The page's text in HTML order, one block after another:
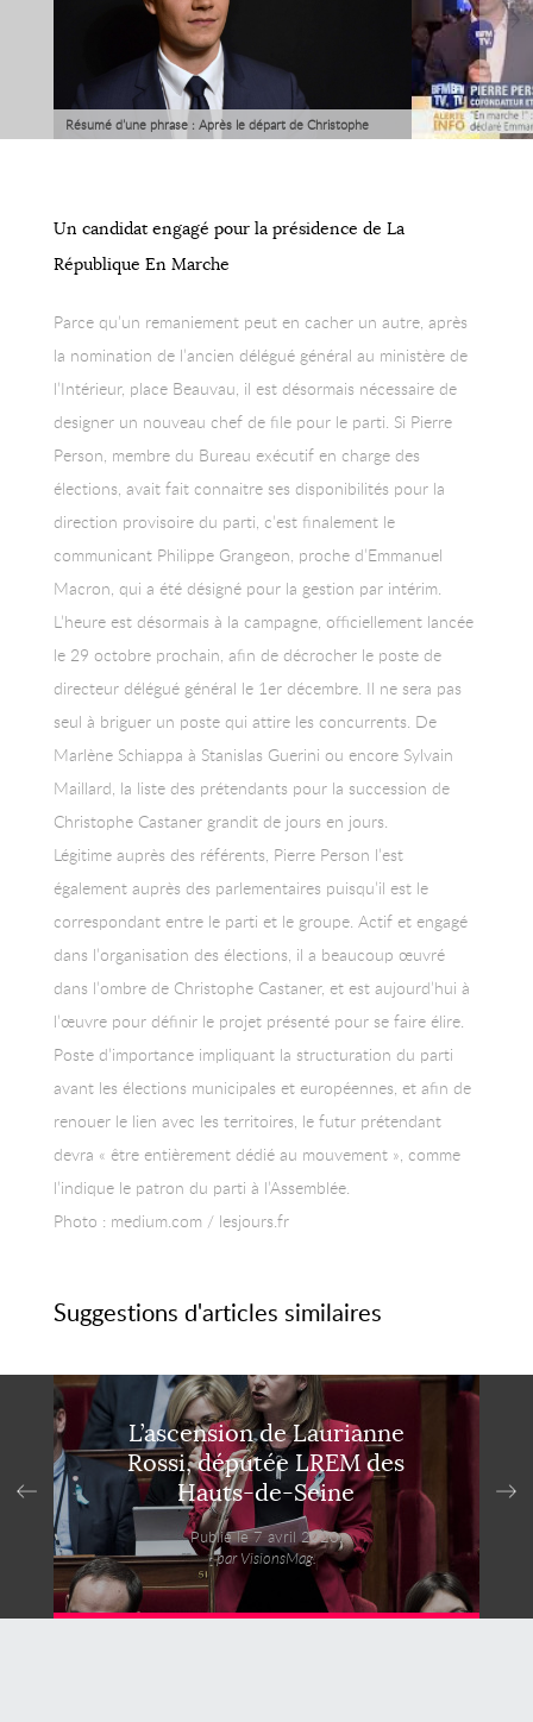
Résumé d’une phrase : Après le départ de Christophe
Un candidat engagé pour la présidence de La
République En Marche
Parce qu’un remaniement peut en cacher un autre, après
la nomination de l’ancien délégué général au ministère de
l’Intérieur, place Beauvau, il est désormais nécessaire de
designer un nouveau chef de file pour le parti. Si Pierre
Person, membre du Bureau exécutif en charge des
élections, avait fait connaitre ses disponibilités pour la
direction provisoire du parti, c’est finalement le
communicant Philippe Grangeon, proche d’Emmanuel
Macron, qui a été désigné pour la gestion par intérim.
L’heure est désormais à la campagne, officiellement lancée
le 29 octobre prochain, afin de décrocher le poste de
directeur délégué général le 1er décembre. Il ne sera pas
seul à briguer un poste qui attire les concurrents. De
Marlène Schiappa à Stanislas Guerini ou encore Sylvain
Maillard, la liste des prétendants pour la succession de
Christophe Castaner grandit de jours en jours.
Légitime auprès des référents, Pierre Person l’est
également auprès des parlementaires puisqu’il est le
correspondant entre le parti et le groupe. Actif et engagé
dans l’organisation des élections, il a beaucoup œuvré
dans l’ombre de Christophe Castaner, et est aujourd’hui à
l’œuvre pour définir le projet présenté pour se faire élire.
Poste d’importance impliquant la structuration du parti
avant les élections municipales et européennes, et afin de
renouer le lien avec les territoires, le futur prétendant
devra « être entièrement dédié au mouvement », comme
l’indique le patron du parti à l’Assemblée.
Photo : medium.com / lesjours.fr
Suggestions d'articles similaires
L’ascension de Laurianne
Rossi, députée LREM des
Hauts-de-Seine
Publié le 7 avril 2020,
par VisionsMag.